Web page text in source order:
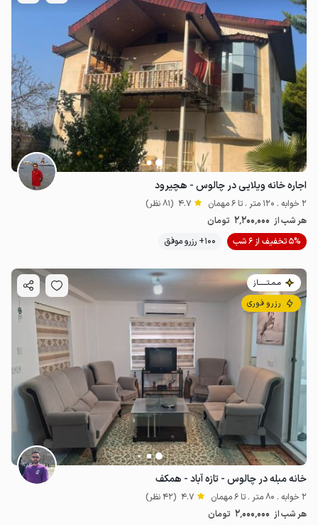
اجاره خانه ویلایی در چالوس - هچیرود
2 خوابه . 120 متر . تا 6 مهمان 4.7 (81 نظر)
هر شب از 2٬200٬000 تومان
5% تخفیف از 6 شب
100+ رزرو موفق
مـمـتــــــاز
رزرو فوری
خانه مبله در چالوس - تازه آباد - همکف
2 خوابه . 80 متر . تا 6 مهمان 4.7 (42 نظر)
هر شب از 2٬000٬000 تومان